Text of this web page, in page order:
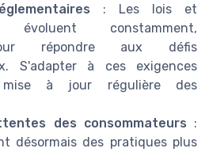
: Les lois et
évoluent constamment,
répondre aux défis
S'adapter à ces exigences
mise à jour régulière des
des consommateurs :
désormais des pratiques plus